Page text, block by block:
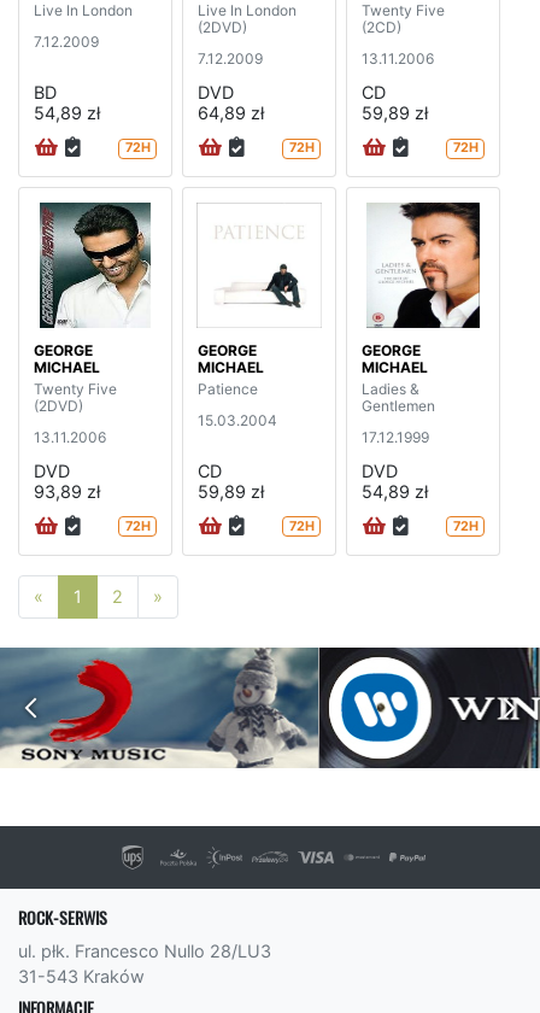
Live In London
7.12.2009
BD
54,89 zł
72H
Live In London
(2DVD)
7.12.2009
DVD
64,89 zł
72H
Twenty Five
(2CD)
13.11.2006
CD
59,89 zł
72H
GEORGE
MICHAEL
Twenty Five
(2DVD)
13.11.2006
DVD
93,89 zł
72H
GEORGE
MICHAEL
Patience
15.03.2004
CD
59,89 zł
72H
GEORGE
MICHAEL
Ladies &
Gentlemen
17.12.1999
DVD
54,89 zł
72H
« Poprzednia strona
1 2 »
ROCK-SERWIS
ul. płk. Francesco Nullo 28/LU3
31-543 Kraków
INFORMACJE